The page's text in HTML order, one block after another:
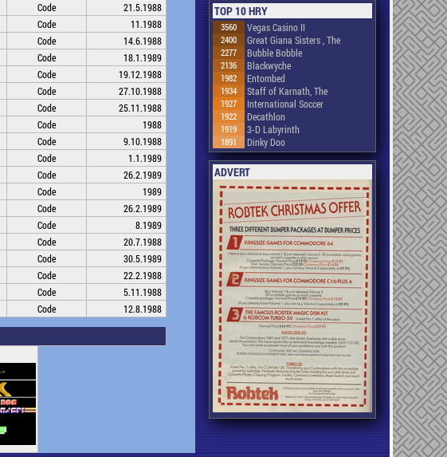
Code
21.5.1988
Code
11.1988
Code
14.6.1988
Code
18.1.1989
Code
19.12.1988
Code
27.10.1988
Code
25.11.1988
Code
1988
Code
9.10.1988
Code
1.1.1989
Code
26.2.1989
Code
1989
Code
26.2.1989
Code
8.1989
Code
20.7.1988
Code
30.5.1989
Code
22.2.1988
Code
5.11.1988
Code 12.8.1988
TOP 10 HRY
3560 Vegas Casino II
2400 Great Giana Sisters , The
2277 Bubble Bobble
2136 Blackwyche
1982 Entombed
1934 Staff of Karnath, The
1927 International Soccer
1922 Decathlon
1919 3-D Labyrinth
1891 Dinky Doo
ADVERT